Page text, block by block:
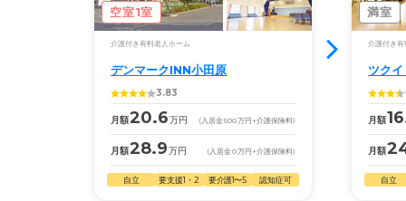
空室1室
介護付き有料老人ホーム
デンマークINN小田原
3.83
月額20.6万円 (入居金500万円 +介護保険料)
月額28.9万円 (入居金0万円 +介護保険料)
自立 要支援1・2 要介護1〜5 認知症可
満室
介護付き有
ツク
月額
月額
自立